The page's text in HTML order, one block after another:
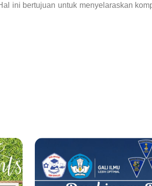
ini bertujuan untuk menyelaraskan